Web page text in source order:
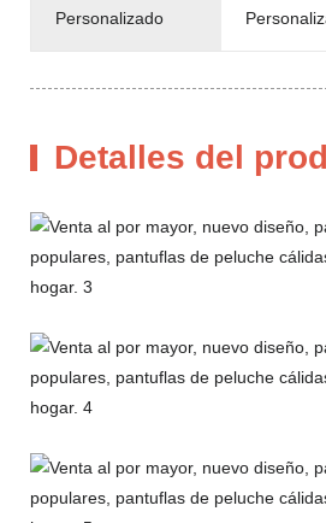
Personalizado
Detalles del